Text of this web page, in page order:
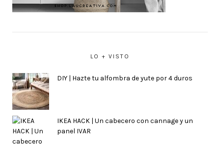
LO + VISTO
DIY | Hazte tu alfombra de yute por 4 duros
IKEA HACK | Un cabecero con cannage y un
panel IVAR